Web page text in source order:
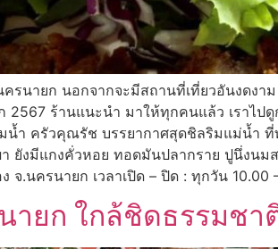
รนายก นอกจากจะมีสถานที่เที่ยวอันงดง
2567 ร้านแนะนำ มาให้ทุกคนแล้ว เรา
น้ำ ครัวคุณรัช บรรยากาศสุดชิลริมแม่น้ำ
ยังมีแกงคั่วหอย ทอดมันปลากราย ปูนึ่งน
จ.นครนายก เวลาเปิด – ปิด : ทุกวัน
ยก ใกล้ชิดธรรมชา